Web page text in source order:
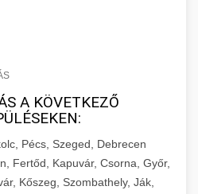
A KÖVETKEZŐ
Pécs, Szeged, Debrecen
Fertőd, Kapuvár, Csorna, Győr,
Kőszeg, Szombathely, Ják,